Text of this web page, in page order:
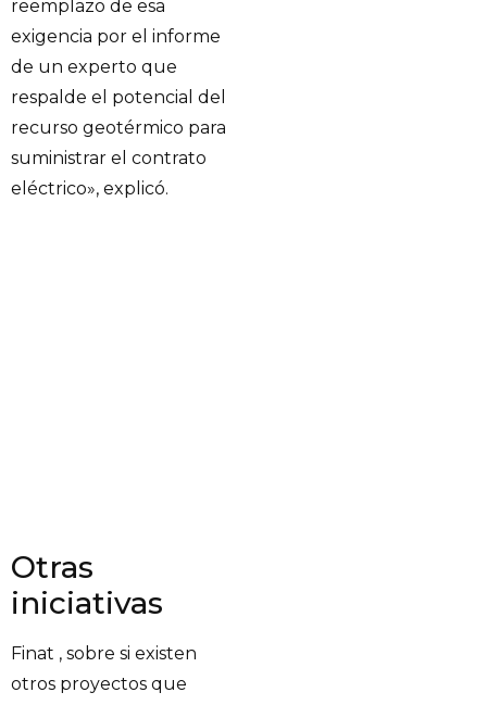
reemplazo de esa
exigencia por el informe
de un experto que
respalde el potencial del
recurso geotérmico para
suministrar el contrato
eléctrico», explicó.
Otras
iniciativas
Finat , sobre si existen
otros proyectos que